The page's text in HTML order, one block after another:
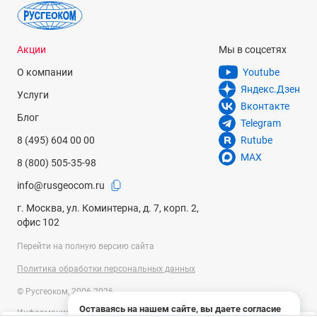
Диапазон смещения по постоянному току
±1 В (≤ 65 мВ/дел)
±10 В (свыше 65 мВ/дел до 270 мВ/дел)
±20 В (свыше 270 мВ/дел до 2.75 В/дел)
±100 В (свыше 2.75 мВ/дел до 10 В/дел)
±4 делений (12 бит)
20 МГц, полный; выбирается для каждого канала.
Погрешность коэффициента усиления
±2% от полной шкалы
Погрешность смещения
Оставаясь на нашем сайте, вы даете согласие
Акции
О компании
Услуги
Блог
8 (495) 604 00 00
8 (800) 505-35-98
info@rusgeocom.ru
г. Москва, ул. Коминтерна, д. 7, корп. 2,
офис 102
Мы в соцсетях
Youtube
Яндекс.Дзен
Вконтакте
Telegram
Rutube
MAX
Перейти на полную версию сайта
Политика обработки персональных данных
© Русгеоком, 2006-2026
Информация на сайте носит справочный характер и не является